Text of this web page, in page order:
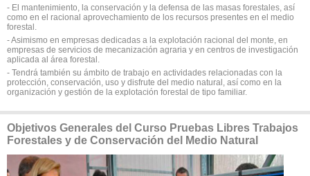
- El mantenimiento, la conservación y la defensa de las masas forestales, así
como en el racional aprovechamiento de los recursos presentes en el medio
forestal.
- Asimismo en empresas dedicadas a la explotación racional del monte, en
empresas de servicios de mecanización agraria y en centros de investigación
aplicada al área forestal.
- Tendrá también su ámbito de trabajo en actividades relacionadas con la
protección, conservación, uso y disfrute del medio natural, así como en la
organización y gestión de la explotación forestal de tipo familiar.
Objetivos Generales del Curso Pruebas Libres Trabajos
Forestales y de Conservación del Medio Natural